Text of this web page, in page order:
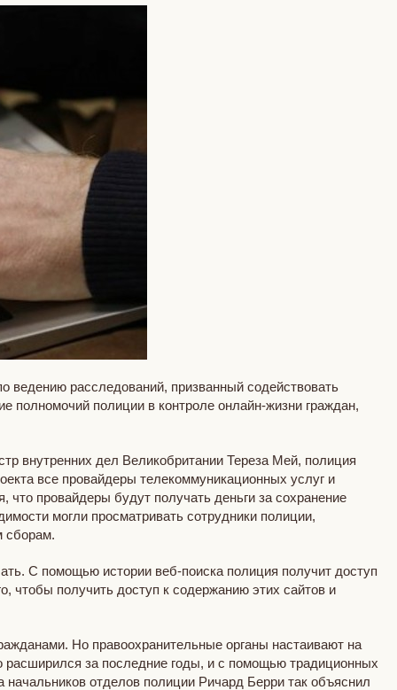
ведению расследований, призванный содействовать
полномочий полиции в контроле онлайн-жизни граждан,
внутренних дел Великобритании Тереза Мей, полиция
все провайдеры телекоммуникационных услуг и
провайдеры будут получать деньги за сохранение
могли просматривать сотрудники полиции,
сборам.
С помощью истории веб-поиска полиция получит доступ
чтобы получить доступ к содержанию этих сайтов и
Но правоохранительные органы настаивают на
расширился за последние годы, и с помощью традиционных
отделов полиции Ричард Берри так объяснил